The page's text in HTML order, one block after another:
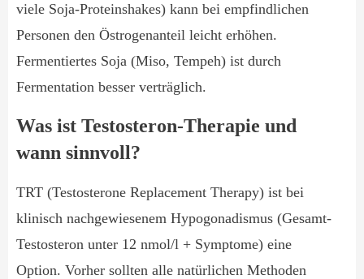
viele Soja-Proteinshakes) kann bei empfindlichen
Personen den Östrogenanteil leicht erhöhen.
Fermentiertes Soja (Miso, Tempeh) ist durch
Fermentation besser verträglich.
Was ist Testosteron-Therapie und
wann sinnvoll?
TRT (Testosterone Replacement Therapy) ist bei
klinisch nachgewiesenem Hypogonadismus (Gesamt-
Testosteron unter 12 nmol/l + Symptome) eine
Option. Vorher sollten alle natürlichen Methoden